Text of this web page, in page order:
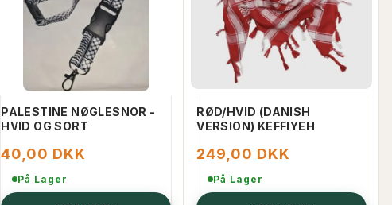
PALESTINE NØGLESNOR -
HVID OG SORT
40,00 DKK
På Lager
RØD/HVID (DANISH
VERSION) KEFFIYEH
249,00 DKK
På Lager